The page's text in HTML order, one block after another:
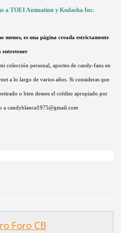
a TOEI Animation y Kodasha Inc.
menos, es una página creada estrictamente
entretener
colección personal, aportes de candy-fans en
a lo largo de varios años. Si consideras que
o bien desees el crédito apropiado por
a candyblanca1975@gmail.com
Foro CB